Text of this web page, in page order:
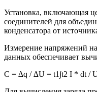
Установка, включающая
соединителей для
конденсатора от
Измерение напряжений
данных обеспечивает
C = ∆q / ∆U = t1∫t2 I * dt /